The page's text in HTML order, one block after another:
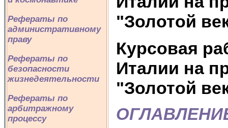
Рефераты по
административному
праву
Рефераты по
безопасности
жизнедеятельности
Рефераты по
арбитражному
процессу
"Золотой
Курсовая
Италии на
"Золотой